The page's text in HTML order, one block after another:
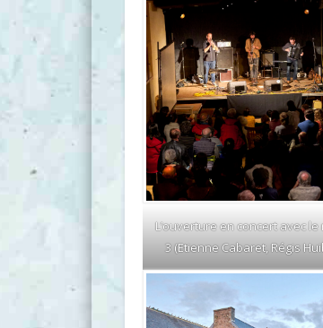
L’ouverture en concert avec
3 (Etienne Cabaret, Régis